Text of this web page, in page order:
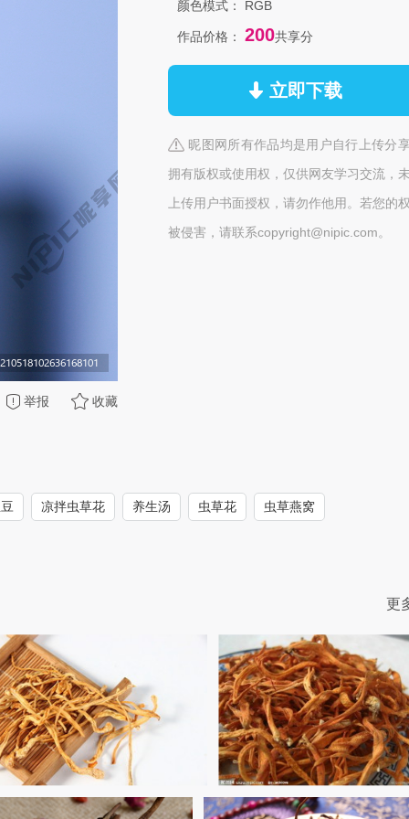
举报 收藏
颜色模式： RGB
作品价格： 200共享分
立即下载
昵图网所有作品均是用户自行上传分
拥有版权或使用权，仅供网友学习交流，
上传用户书面授权，请勿作他用。若您的
被侵害，请联系copyright@nipic.com。
凉拌虫草花 养生汤 虫草花 虫草燕窝
更